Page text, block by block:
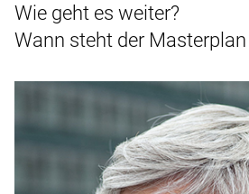
Wie geht es weiter?
Wann steht der